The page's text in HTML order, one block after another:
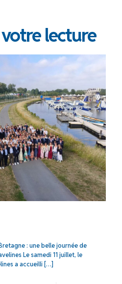
lecture
: une belle journée de
Le samedi 11 juillet, le
a accueilli […]